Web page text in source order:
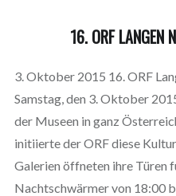
16. ORF LANGEN
3. Oktober 2015 16. ORF
Samstag, den 3. Oktober
der Museen in ganz
initiierte der ORF diese
Galerien öffneten ihre Türen
Nachtschwärmer von 18:00